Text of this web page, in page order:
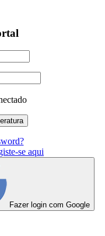
se aqui
Fazer login com Google